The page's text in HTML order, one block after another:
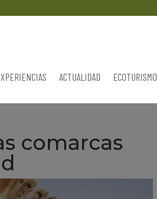
ACTUALIDAD ECOTURISMO
comarcas